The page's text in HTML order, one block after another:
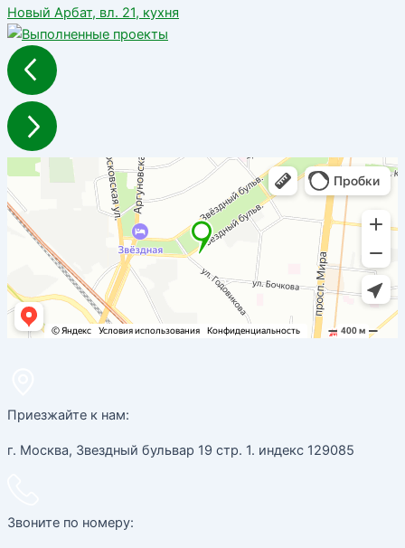
Новый Арбат, вл. 21, кухня
Приезжайте к нам:
г. Москва, Звездный бульвар 19 стр. 1. индекс 129085
Звоните по номеру: